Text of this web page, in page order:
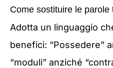
Come sostituire le
Adotta un linguaggio
benefici: “Possedere”
“moduli” anziché